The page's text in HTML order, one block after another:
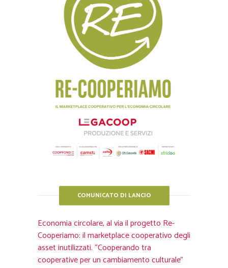
COMUNICATO DI LANCIO
Economia circolare, al via il progetto Re-
Cooperiamo: il marketplace cooperativo degli
asset inutilizzati. “Cooperando tra
cooperative per un cambiamento culturale”